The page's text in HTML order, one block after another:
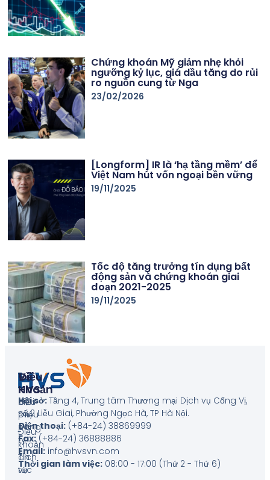
Chứng khoán Mỹ giảm nhẹ khỏi
ngưỡng kỷ lục, giá dầu tăng do rủi
ro nguồn cung từ Nga
23/02/2026
[Longform] IR là ‘hạ tầng mềm’ để
Việt Nam hút vốn ngoại bền vững
19/11/2025
Tốc độ tăng trưởng tín dụng bất
động sản và chứng khoán giai
đoạn 2021-2025
19/11/2025
Hội sở:Tầng 4, Trung tâm Thương mại Dịch vụ Cống Vị,
số 2 Liễu Giai, Phường Ngọc Hà, TP Hà Nội.
Điện thoại:(+84-24) 38869999
Fax:(+84-24) 36888886
Email:info@hvsvn.com
Thời gian làm việc:08:00 - 17:00 (Thứ 2 - Thứ 6)
Về
HVS
Giới
thiệu
công
ty
Tin
tức
Điều
Khoản
Biểu
phí
Điều
khoản
dịch
vụ